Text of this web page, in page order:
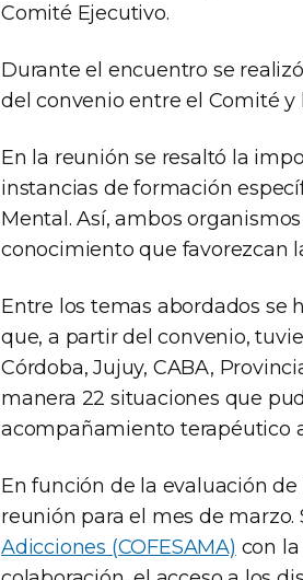
Comité Ejecutivo.
Durante el encuentro se
del convenio entre el Comité
En la reunión se resaltó la
instancias de formación
Mental. Así, ambos
conocimiento que favorezcan
Entre los temas abordados se
que, a partir del convenio,
Córdoba, Jujuy, CABA,
manera 22 situaciones que
acompañamiento terapéutico
En función de la evaluación
reunión para el mes de marzo.
Adicciones (COFESAMA) con